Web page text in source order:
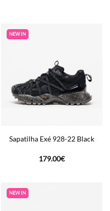
NEW IN
Sapatilha Exé 928-22 Black
179.00€
NEW IN